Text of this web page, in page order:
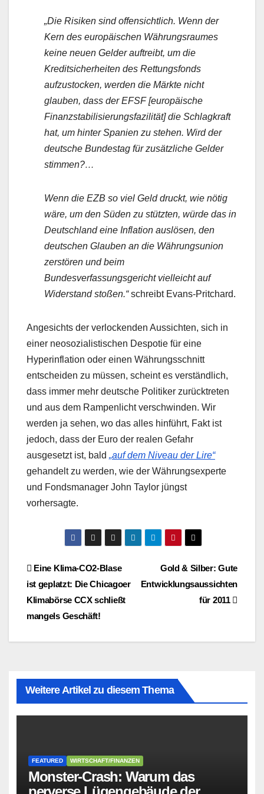
„Die Risiken sind offensichtlich. Wenn der
Kern des europäischen Währungsraumes
keine neuen Gelder auftreibt, um die
Kreditsicherheiten des Rettungsfonds
aufzustocken, werden die Märkte nicht
glauben, dass der EFSF [europäische
Finanzstabilisierungsfazilität] die Schlagkraft
hat, um hinter Spanien zu stehen. Wird der
deutsche Bundestag für zusätzliche Gelder
stimmen?…
Wenn die EZB so viel Geld druckt, wie nötig
wäre, um den Süden zu stützten, würde das in
Deutschland eine Inflation auslösen, den
deutschen Glauben an die Währungsunion
zerstören und beim
Bundesverfassungsgericht vielleicht auf
Widerstand stoßen.“schreibt Evans-Pritchard.
Angesichts der verlockenden Aussichten, sich in
einer neosozialistischen Despotie für eine
Hyperinflation oder einen Währungsschnitt
entscheiden zu müssen, scheint es verständlich,
dass immer mehr deutsche Politiker zurücktreten
und aus dem Rampenlicht verschwinden. Wir
werden ja sehen, wo das alles hinführt, Fakt ist
jedoch, dass der Euro der realen Gefahr
ausgesetzt ist, bald „auf dem Niveau der Lire“
gehandelt zu werden, wie der Währungsexperte
und Fondsmanager John Taylor jüngst
vorhersagte.
BeitragsnavigationGold & Silber: Gute
Entwicklungsaussichten
für 2011
Eine Klima-CO2-Blase
ist geplatzt: Die Chicagoer
Klimabörse CCX schließt
mangels Geschäft!
Weitere Artikel zu diesem Thema
FEATURED WIRTSCHAFT/FINANZEN
Monster-Crash: Warum das